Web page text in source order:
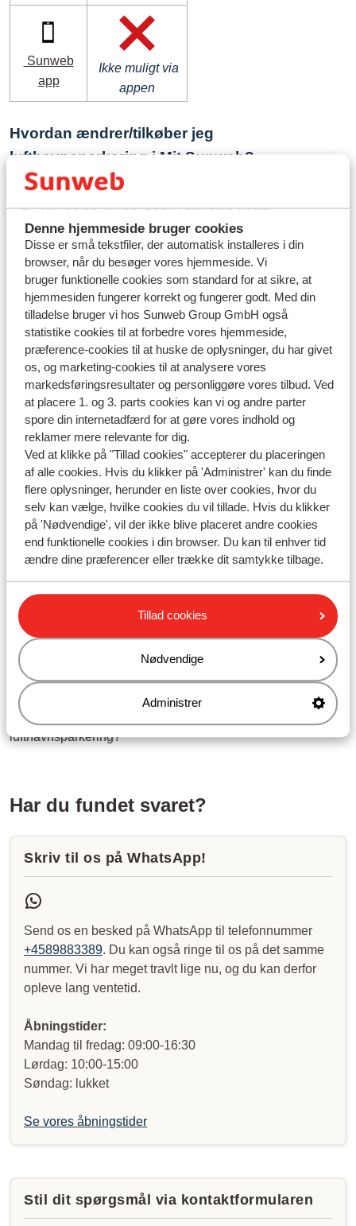
Denne hjemmeside bruger cookies
Disse er små tekstfiler, der automatisk installeres i din
browser, når du besøger vores hjemmeside. Vi
bruger funktionelle cookies som standard for at sikre, at
hjemmesiden fungerer korrekt og fungerer godt. Med din
tilladelse bruger vi hos Sunweb Group GmbH også
statistike cookies til at forbedre vores hjemmeside,
præference-cookies til at huske de oplysninger, du har givet
os, og marketing-cookies til at analysere vores
markedsføringsresultater og personliggøre vores tilbud. Ved
at placere 1. og 3. parts cookies kan vi og andre parter
spore din internetadfærd for at gøre vores indhold og
reklamer mere relevante for dig.
Ved at klikke på "Tillad cookies" accepterer du placeringen
af alle cookies. Hvis du klikker på 'Administrer' kan du finde
flere oplysninger, herunder en liste over cookies, hvor du
selv kan vælge, hvilke cookies du vil tillade. Hvis du klikker
på 'Nødvendige', vil der ikke blive placeret andre cookies
end funktionelle cookies i din browser. Du kan til enhver tid
ændre dine præferencer eller trække dit samtykke tilbage.
Tillad cookies
Nødvendige
Administrer
Sunweb
app
Ikke muligt via
appen
Hvordan ændrer/tilkøber jeg
lufthavnsparkering i Mit Sunweb?
Åbn din booking i
Rul ned og klik på "Book yderligere tilvalg"
Vælg ‘Reserver parkering’ og vælg den ønskede
mulighed.
Klik på den røde "Book og betal"-knap
Du modtager en opdateret faktura inden for 2 timer.
Vil du vide mere? Læs voresdetaljerede information
om lufthavnsparkering.
Spørgsmål om det samme emne
Kan jeg bestille og ændre yderligere tilvalg på Mit Sunweb/i
Sunweb appen?
Kan jeg ændre en titel?
Kan jeg ændre et navn?
Kan jeg ændre en fødselsdato?
Relaterede spørgsmål
Hvordan annullerer jeg min rejse?
Hvordan kan jeg afbestille min rejse gratis inden for de 3
dage med gratis afbestilling?
Hvad er betingelserne for gratis afbestilling?
Skal jeg aflevere min bilnøgle, når jeg har booket
lufthavnsparkering?
Har du fundet svaret?
Skriv til os på WhatsApp!
Send os en besked på WhatsApp til telefonnummer
+4589883389. Du kan også ringe til os på det samme
nummer. Vi har meget travlt lige nu, og du kan derfor
opleve lang ventetid.
Åbningstider:
Mandag til fredag: 09:00-16:30
Lørdag: 10:00-15:00
Søndag: lukket
Se vores åbningstider
Stil dit spørgsmål via kontaktformularen